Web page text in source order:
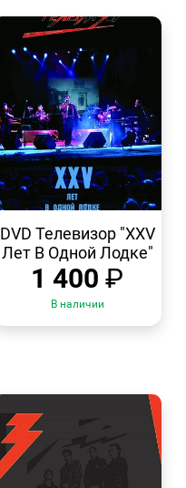
ПРОСМОТР
DVD Телевизор "ХХV
Лет В Одной Лодке"
1 400 ₽
В наличии